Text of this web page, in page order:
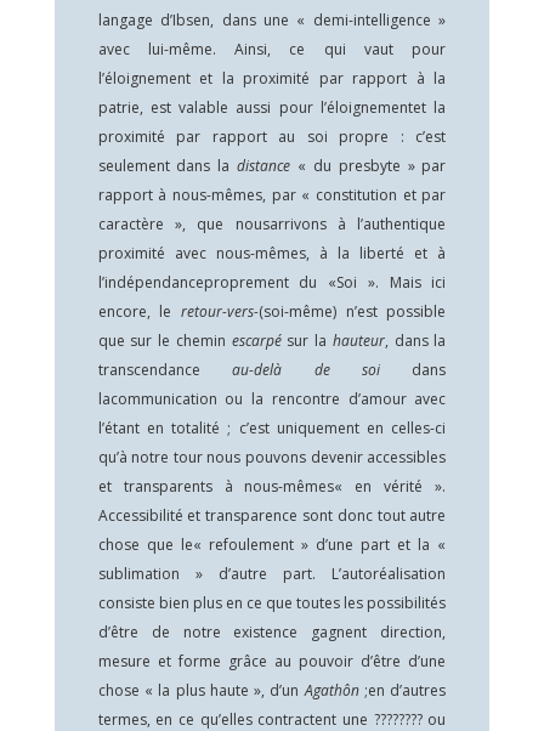
langage d’Ibsen, dans une « demi-intelligence »
avec lui-même. Ainsi, ce qui vaut pour
l’éloignement et la proximité par rapport à la
patrie, est valable aussi pour l’éloignementet la
proximité par rapport au soi propre : c’est
seulement dans ladistance « du presbyte » par
rapport à nous-mêmes, par « constitution et par
caractère », que nousarrivons à l’authentique
proximité avec nous-mêmes, à la liberté et à
l’indépendanceproprement du «Soi ». Mais ici
encore, le retour-vers-(soi-même) n’est possible
que sur le chemin escarpé sur la hauteur, dans la
transcendanceau-delà de soi dans
lacommunication ou la rencontre d’amour avec
l’étant en totalité ; c’est uniquement en celles-ci
qu’à notre tour nous pouvons devenir accessibles
et transparents à nous-mêmes« en vérité ».
Accessibilité et transparence sont donc tout autre
chose que le« refoulement » d’une part et la «
sublimation » d’autre part. L’autoréalisation
consiste bien plus en ce que toutes les possibilités
d’être de notre existence gagnent direction,
mesure et forme grâce au pouvoir d’être d’une
chose « la plus haute », d’unAgathôn ;en d’autres
termes, en ce qu’elles contractent une ???????? ou